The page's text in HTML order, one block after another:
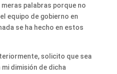
palabras porque no
equipo de gobierno en
se ha hecho en estos
solicito que sea
dimisión de dicha